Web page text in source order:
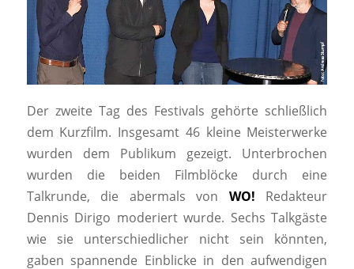
Der zweite Tag des Festivals gehörte schließlich
dem Kurzfilm. Insgesamt 46 kleine Meisterwerke
wurden dem Publikum gezeigt. Unterbrochen
wurden die beiden Filmblöcke durch eine
Talkrunde, die abermals von WO!
Redakteur
Dennis Dirigo moderiert wurde. Sechs Talkgäste
wie sie unterschiedlicher nicht sein könnten,
gaben spannende Einblicke in den aufwendigen